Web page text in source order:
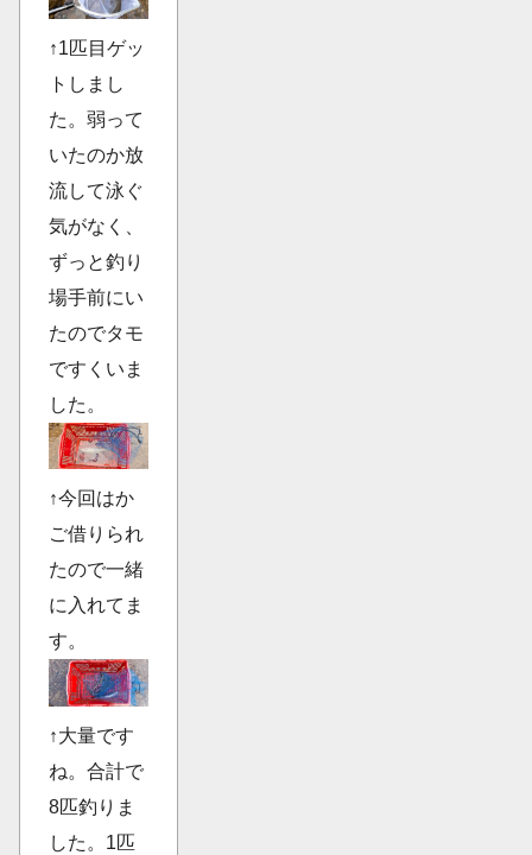
↑1匹目ゲッ
トしまし
た。弱って
いたのか放
流して泳ぐ
気がなく、
ずっと釣り
場手前にい
たのでタモ
ですくいま
した。
↑今回はか
ご借りられ
たので一緒
に入れてま
す。
↑大量です
ね。合計で
8匹釣りま
した。1匹